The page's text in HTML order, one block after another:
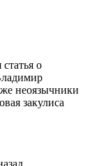
о
неоязычники
закулиса